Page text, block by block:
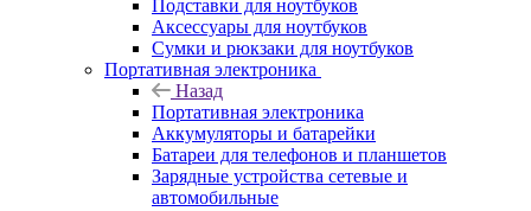
Подставки для ноутбуков
Аксессуары для ноутбуков
Сумки и рюкзаки для ноутбуков
Портативная электроника
Назад
Портативная электроника
Аккумуляторы и батарейки
Батареи для телефонов и планшетов
Зарядные устройства сетевые и
автомобильные